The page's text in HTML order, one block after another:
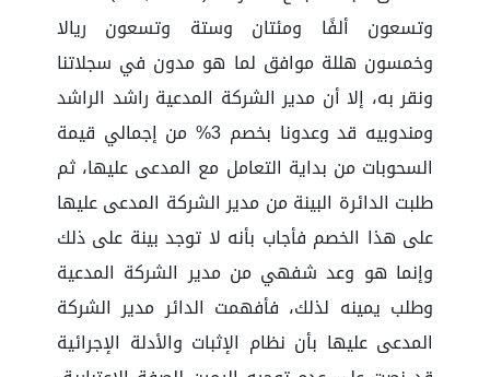
وتسعون ألفًا ومئتان وستة وتسعون ريالا
وخمسون هللة موافق لما هو مدون في سجلاتنا
ونقر به، إلا أن مدير الشركة المدعية راشد الراشد
ومندوبيه قد وعدونا بخصم 3% من إجمالي قيمة
السحوبات من بداية التعامل مع المدعى عليها، ثم
طلبت الدائرة البينة من مدير الشركة المدعى عليها
على هذا الخصم فأجاب بأنه لا توجد بينة على ذلك
وإنما هو وعد شفهي من مدير الشركة المدعية
وطلب يمينه لذلك، فأفهمت الدائر مدير الشركة
المدعى عليها بأن نظام الإثبات والأدلة الإجرائية